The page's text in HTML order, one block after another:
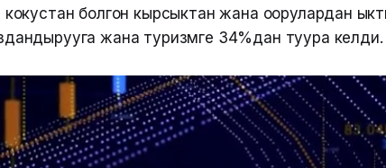
кокустан болгон кырсыктан жана оорулардан
жана туризмге 34%дан туура келди.